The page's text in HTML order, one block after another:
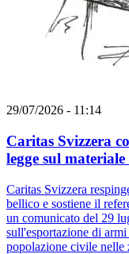
29/07/2026 - 11:14
Caritas Svizzera
legge sul materiale
Caritas Svizzera
bellico e sostiene il
un comunicato del 29
sull'esportazione di
popolazione civile nelle